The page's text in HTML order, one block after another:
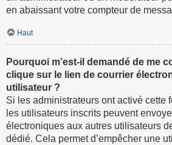
en abaissant votre compteur de
Haut
Pourquoi m’est-il demandé de me
clique sur le lien de courrier
utilisateur ?
Si les administrateurs ont activé cette
les utilisateurs inscrits peuvent
électroniques aux autres utilisateurs
dédié. Cela permet d’empêcher une